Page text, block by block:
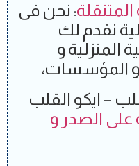
: نحن فى
نقدم لك
و
أو المؤسسات،
– ايكو القلب
الصدر و